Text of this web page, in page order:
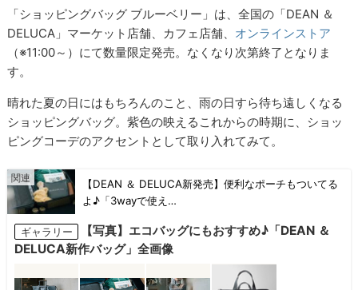
「ショッピングバッグ ブルーベリー」は、全国の「DEAN ＆
DELUCA」マーケット店舗、カフェ店舗、 オンラインストア
（※11:00～）にて数量限定発売。なくなり次第終了となりま
す。
晴れた夏の日にはもちろんのこと、雨の日すら待ち遠しくなる
ショッピングバッグ。紫色の映えるこれからの時期に、ショッ
ピングコーデのアクセントとして取り入れてみて。
【DEAN ＆ DELUCA新発売】便利なポーチもついてる
よ♪「3wayで使え…
ギャラリー
【写真】エコバッグにもおすすめ♪「DEAN ＆
DELUCA新作バッグ」全画像